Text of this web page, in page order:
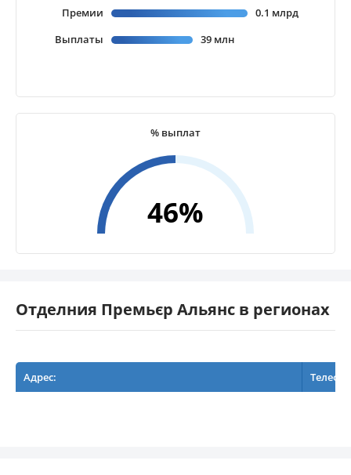
Премии
0.1 млрд
Выплаты
39 млн
% выплат
46%
Отделния Премьєр Альянс в регионах
Адрес: